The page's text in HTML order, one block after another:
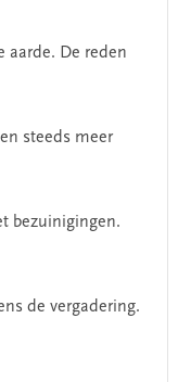
aarde. De reden
steeds meer
bezuinigingen.
de vergadering.